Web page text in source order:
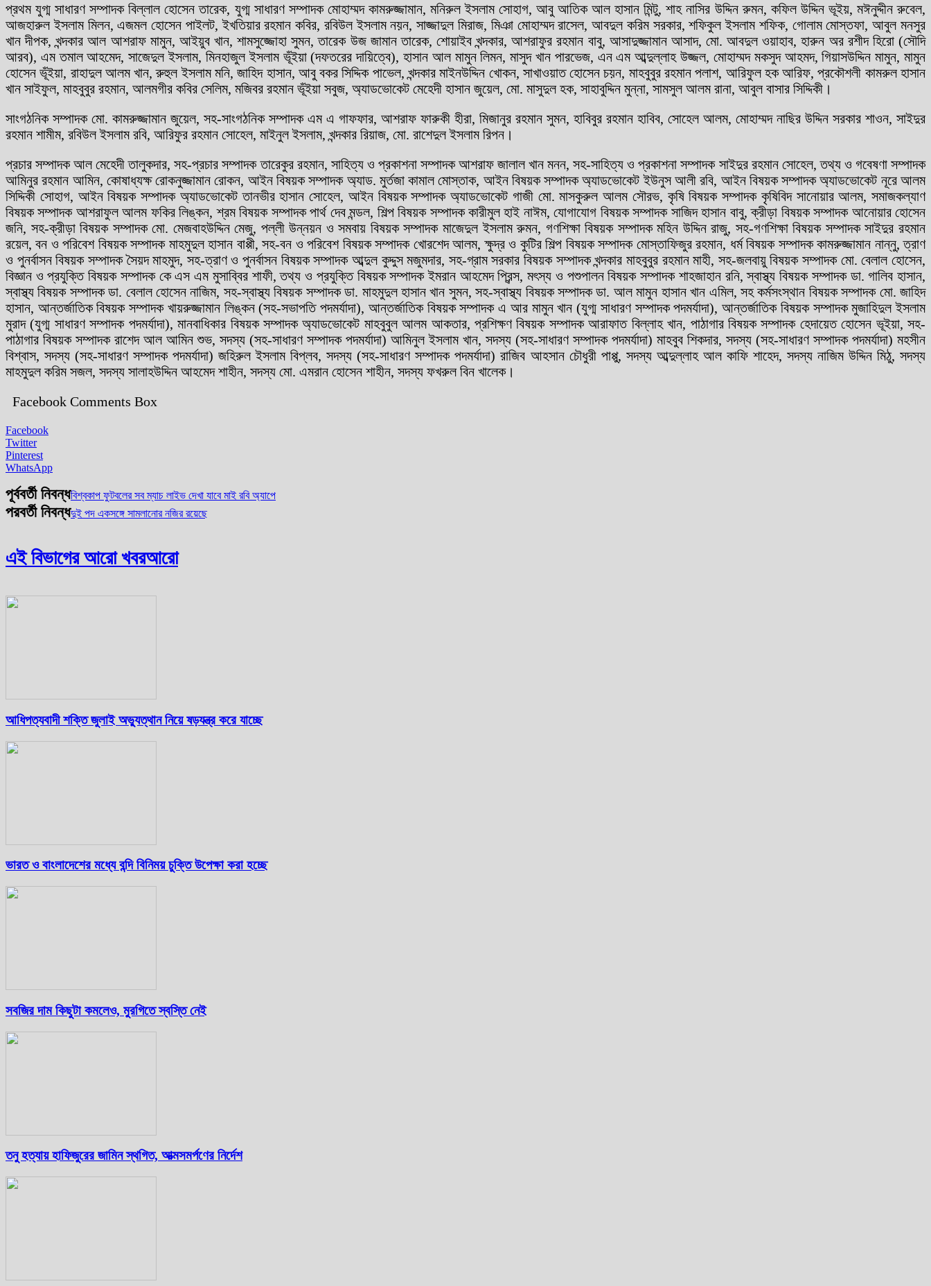
প্রথম যুগ্ম সাধারণ সম্পাদক বিল্লাল হোসেন তারেক, যুগ্ম সাধারণ সম্পাদক মোহাম্মদ কামরুজ্জামান, মনিরুল ইসলাম সোহাগ, আবু আতিক আল হাসান মিন্টু, শাহ নাসির উদ্দিন রুমন, কফিল উদ্দিন ভূইয়, মঈনুদ্দীন রুবেল,
আজহারুল ইসলাম মিলন, এজমল হোসেন পাইলট, ইখতিয়ার রহমান কবির, রবিউল ইসলাম নয়ন, সাজ্জাদুল মিরাজ, মিঞা মোহাম্মদ রাসেল, আবদুল করিম সরকার, শফিকুল ইসলাম শফিক, গোলাম মোস্তফা, আবুল মনসুর
খান দীপক, খন্দকার আল আশরাফ মামুন, আইয়ুব খান, শামসুজ্জোহা সুমন, তারেক উজ জামান তারেক, শোয়াইব খন্দকার, আশরাফুর রহমান বাবু, আসাদুজ্জামান আসাদ, মো. আবদুল ওয়াহাব, হারুন অর রশীদ হিরো (সৌদি
আরব), এম তমাল আহমেদ, সাজেদুল ইসলাম, মিনহাজুল ইসলাম ভূঁইয়া (দফতরের দায়িত্বে), হাসান আল মামুন লিমন, মাসুদ খান পারভেজ, এন এম আব্দুল্লাহ উজ্জল, মোহাম্মদ মকসুদ আহমদ, গিয়াসউদ্দিন মামুন, মামুন
হোসেন ভূঁইয়া, রাহাদুল আলম খান, রুহুল ইসলাম মনি, জাহিদ হাসান, আবু বকর সিদ্দিক পাভেল, খন্দকার মাইনউদ্দিন খোকন, সাখাওয়াত হোসেন চয়ন, মাহবুবুর রহমান পলাশ, আরিফুল হক আরিফ, প্রকৌশলী কামরুল হাসান
খান সাইফুল, মাহবুবুর রহমান, আলমগীর কবির সেলিম, মজিবর রহমান ভূঁইয়া সবুজ, অ্যাডভোকেট মেহেদী হাসান জুয়েল, মো. মাসুদুল হক, সাহাবুদ্দিন মুন্না, সামসুল আলম রানা, আবুল বাসার সিদ্দিকী।
সাংগঠনিক সম্পাদক মো. কামরুজ্জামান জুয়েল, সহ-সাংগঠনিক সম্পাদক এম এ গাফফার, আশরাফ ফারুকী হীরা, মিজানুর রহমান সুমন, হাবিবুর রহমান হাবিব, সোহেল আলম, মোহাম্মদ নাছির উদ্দিন সরকার শাওন, সাইদুর
রহমান শামীম, রবিউল ইসলাম রবি, আরিফুর রহমান সোহেল, মাইনুল ইসলাম, খন্দকার রিয়াজ, মো. রাশেদুল ইসলাম রিপন।
প্রচার সম্পাদক আল মেহেদী তালুকদার, সহ-প্রচার সম্পাদক তারেকুর রহমান, সাহিত্য ও প্রকাশনা সম্পাদক আশরাফ জালাল খান মনন, সহ-সাহিত্য ও প্রকাশনা সম্পাদক সাইদুর রহমান সোহেল, তথ্য ও গবেষণা সম্পাদক
আমিনুর রহমান আমিন, কোষাধ্যক্ষ রোকনুজ্জামান রোকন, আইন বিষয়ক সম্পাদক অ্যাড. মুর্তজা কামাল মোস্তাক, আইন বিষয়ক সম্পাদক অ্যাডভোকেট ইউনুস আলী রবি, আইন বিষয়ক সম্পাদক অ্যাডভোকেট নূরে আলম
সিদ্দিকী সোহাগ, আইন বিষয়ক সম্পাদক অ্যাডভোকেট তানভীর হাসান সোহেল, আইন বিষয়ক সম্পাদক অ্যাডভোকেট গাজী মো. মাসকুরুল আলম সৌরভ, কৃষি বিষয়ক সম্পাদক কৃষিবিদ সানোয়ার আলম, সমাজকল্যাণ
বিষয়ক সম্পাদক আশরাফুল আলম ফকির লিঙ্কন, শ্রম বিষয়ক সম্পাদক পার্থ দেব মন্ডল, শিল্প বিষয়ক সম্পাদক কারীমুল হাই নাঈম, যোগাযোগ বিষয়ক সম্পাদক সাজিদ হাসান বাবু, ক্রীড়া বিষয়ক সম্পাদক আনোয়ার হোসেন
জনি, সহ-ক্রীড়া বিষয়ক সম্পাদক মো. মেজবাহউদ্দিন মেজু, পল্লী উন্নয়ন ও সমবায় বিষয়ক সম্পাদক মাজেদুল ইসলাম রুমন, গণশিক্ষা বিষয়ক সম্পাদক মহিন উদ্দিন রাজু, সহ-গণশিক্ষা বিষয়ক সম্পাদক সাইদুর রহমান
রয়েল, বন ও পরিবেশ বিষয়ক সম্পাদক মাহমুদুল হাসান বাপ্পী, সহ-বন ও পরিবেশ বিষয়ক সম্পাদক খোরশেদ আলম, ক্ষুদ্র ও কুটির শিল্প বিষয়ক সম্পাদক মোস্তাফিজুর রহমান, ধর্ম বিষয়ক সম্পাদক কামরুজ্জামান নান্নু, ত্রাণ
ও পুনর্বাসন বিষয়ক সম্পাদক সৈয়দ মাহমুদ, সহ-ত্রাণ ও পুনর্বাসন বিষয়ক সম্পাদক আব্দুল কুদ্দুস মজুমদার, সহ-গ্রাম সরকার বিষয়ক সম্পাদক খন্দকার মাহবুবুর রহমান মাহী, সহ-জলবায়ু বিষয়ক সম্পাদক মো. বেলাল হোসেন,
বিজ্ঞান ও প্রযুক্তি বিষয়ক সম্পাদক কে এস এম মুসাব্বির শাফী, তথ্য ও প্রযুক্তি বিষয়ক সম্পাদক ইমরান আহমেদ প্রিন্স, মৎস্য ও পশুপালন বিষয়ক সম্পাদক শাহজাহান রনি, স্বাস্থ্য বিষয়ক সম্পাদক ডা. গালিব হাসান,
স্বাস্থ্য বিষয়ক সম্পাদক ডা. বেলাল হোসেন নাজিম, সহ-স্বাস্থ্য বিষয়ক সম্পাদক ডা. মাহমুদুল হাসান খান সুমন, সহ-স্বাস্থ্য বিষয়ক সম্পাদক ডা. আল মামুন হাসান খান এমিল, সহ কর্মসংস্থান বিষয়ক সম্পাদক মো. জাহিদ
হাসান, আন্তর্জাতিক বিষয়ক সম্পাদক খায়রুজ্জামান লিঙ্কন (সহ-সভাপতি পদমর্যাদা), আন্তর্জাতিক বিষয়ক সম্পাদক এ আর মামুন খান (যুগ্ম সাধারণ সম্পাদক পদমর্যাদা), আন্তর্জাতিক বিষয়ক সম্পাদক মুজাহিদুল ইসলাম
মুরাদ (যুগ্ম সাধারণ সম্পাদক পদমর্যাদা), মানবাধিকার বিষয়ক সম্পাদক অ্যাডভোকেট মাহবুবুল আলম আকতার, প্রশিক্ষণ বিষয়ক সম্পাদক আরাফাত বিল্লাহ খান, পাঠাগার বিষয়ক সম্পাদক হেদায়েত হোসেন ভূইয়া, সহ-
পাঠাগার বিষয়ক সম্পাদক রাশেদ আল আমিন শুভ, সদস্য (সহ-সাধারণ সম্পাদক পদমর্যাদা) আমিনুল ইসলাম খান, সদস্য (সহ-সাধারণ সম্পাদক পদমর্যাদা) মাহবুব শিকদার, সদস্য (সহ-সাধারণ সম্পাদক পদমর্যাদা) মহসীন
বিশ্বাস, সদস্য (সহ-সাধারণ সম্পাদক পদমর্যাদা) জহিরুল ইসলাম বিপ্লব, সদস্য (সহ-সাধারণ সম্পাদক পদমর্যাদা) রাজিব আহসান চৌধুরী পাপ্পু, সদস্য আব্দুল্লাহ আল কাফি শাহেদ, সদস্য নাজিম উদ্দিন মিঠু, সদস্য
মাহমুদুল করিম সজল, সদস্য সালাহউদ্দিন আহমেদ শাহীন, সদস্য মো. এমরান হোসেন শাহীন, সদস্য ফখরুল বিন খালেক।
Facebook Comments Box
Facebook
Twitter
Pinterest
WhatsApp
পূর্ববর্তী নিবন্ধবিশ্বকাপ ফুটবলের সব ম্যাচ লাইভ দেখা যাবে মাই রবি অ্যাপে
পরবর্তী নিবন্ধদুই পদ একসঙ্গে সামলানোর নজির রয়েছে
এই বিভাগের আরো খবরআরো
আধিপত্যবাদী শক্তি জুলাই অভ্যুত্থান নিয়ে ষড়যন্ত্র করে যাচ্ছে
ভারত ও বাংলাদেশের মধ্যে বন্দি বিনিময় চুক্তি উপেক্ষা করা হচ্ছে
সবজির দাম কিছুটা কমলেও, মুরগিতে স্বস্তি নেই
তনু হত্যায় হাফিজুরের জামিন স্থগিত, আত্মসমর্পণের নির্দেশ